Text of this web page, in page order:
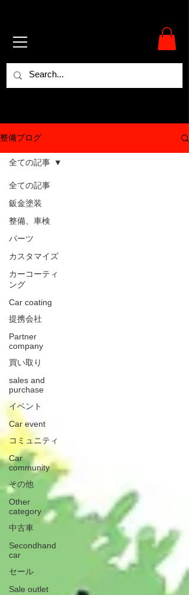
整備ブログ
全ての記事
鈑金塗装
整備、車検
パーツ
カスタマイズ
カーコーティ
ング
Car coating
提携会社
Partner
company
買い取り
sales and
purchase
イベント
Car event
コミュニティ
Car
community
その他
Other
category
中古車
Secondhand
car
セール
Sale outlet
全ての記事